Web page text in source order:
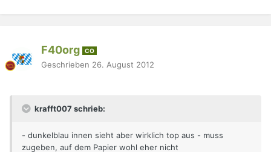
F40org CO
Geschrieben 26. August 2012
krafft007 schrieb:
- dunkelblau innen sieht aber wirklich top aus - muss
zugeben, auf dem Papier wohl eher nicht